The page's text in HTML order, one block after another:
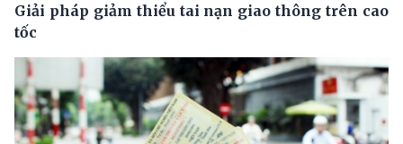
Giải pháp giảm thiểu tai nạn giao thông trên cao
tốc